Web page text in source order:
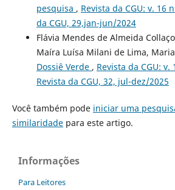
pesquisa , Revista da CGU: v. 16
da CGU, 29,jan-jun/2024
Flávia Mendes de Almeida
Maíra Luísa Milani de Lima,
Dossiê Verde , Revista da CGU: v.
Revista da CGU, 32, jul-dez/2025
Você também pode iniciar uma
similaridadepara este artigo.
Informações
Para Leitores